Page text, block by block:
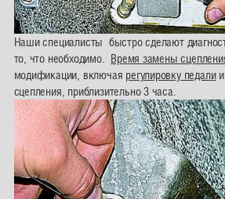
Наши специалисты быстро сделают
то, что необходимо. Время замены
модификации, включая регулировку педалии
сцепления, приблизительно 3 часа.